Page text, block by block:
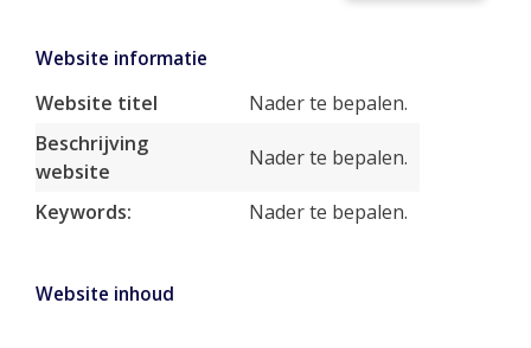
Website informatie
Website titel
Nader te bepalen.
Beschrijving
website
Nader te bepalen.
Keywords: Nader te bepalen.
Website inhoud